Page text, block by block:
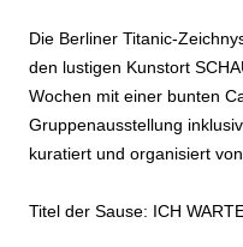
Die Berliner Titanic-
den lustigen Kunstort
Wochen mit einer bunten
Gruppenausstellung
kuratiert und organisiert
Titel der Sause: ICH